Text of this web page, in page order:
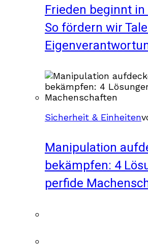
Frieden beginnt
So fördern wir
Sicherheit & Einheiten
Manipulation
bekämpfen: 4
perfide